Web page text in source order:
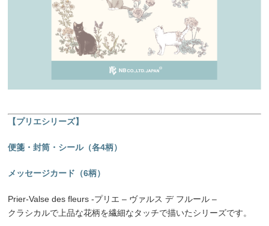
【プリエシリーズ】
便箋・封筒・シール（各4柄）
メッセージカード（6柄）
Prier-Valse des fleurs -プリエ – ヴァルス デ フルール –
クラシカルで上品な花柄を繊細なタッチで描いたシリーズです。